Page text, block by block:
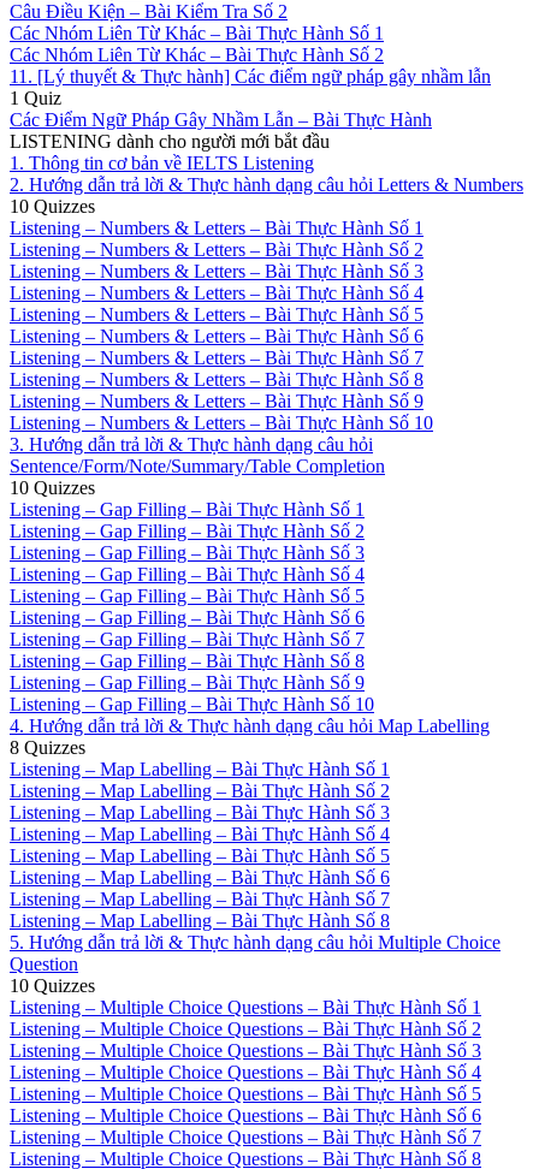
Câu Điều Kiện – Bài Kiểm Tra Số 2
Các Nhóm Liên Từ Khác – Bài Thực Hành Số 1
Các Nhóm Liên Từ Khác – Bài Thực Hành Số 2
11. [Lý thuyết & Thực hành] Các điểm ngữ pháp gây nhầm lẫn
1 Quiz
Các Điểm Ngữ Pháp Gây Nhầm Lẫn – Bài Thực Hành
LISTENING dành cho người mới bắt đầu
1. Thông tin cơ bản về IELTS Listening
2. Hướng dẫn trả lời & Thực hành dạng câu hỏi Letters & Numbers
10 Quizzes
Listening – Numbers & Letters – Bài Thực Hành Số 1
Listening – Numbers & Letters – Bài Thực Hành Số 2
Listening – Numbers & Letters – Bài Thực Hành Số 3
Listening – Numbers & Letters – Bài Thực Hành Số 4
Listening – Numbers & Letters – Bài Thực Hành Số 5
Listening – Numbers & Letters – Bài Thực Hành Số 6
Listening – Numbers & Letters – Bài Thực Hành Số 7
Listening – Numbers & Letters – Bài Thực Hành Số 8
Listening – Numbers & Letters – Bài Thực Hành Số 9
Listening – Numbers & Letters – Bài Thực Hành Số 10
3. Hướng dẫn trả lời & Thực hành dạng câu hỏi
Sentence/Form/Note/Summary/Table Completion
10 Quizzes
Listening – Gap Filling – Bài Thực Hành Số 1
Listening – Gap Filling – Bài Thực Hành Số 2
Listening – Gap Filling – Bài Thực Hành Số 3
Listening – Gap Filling – Bài Thực Hành Số 4
Listening – Gap Filling – Bài Thực Hành Số 5
Listening – Gap Filling – Bài Thực Hành Số 6
Listening – Gap Filling – Bài Thực Hành Số 7
Listening – Gap Filling – Bài Thực Hành Số 8
Listening – Gap Filling – Bài Thực Hành Số 9
Listening – Gap Filling – Bài Thực Hành Số 10
4. Hướng dẫn trả lời & Thực hành dạng câu hỏi Map Labelling
8 Quizzes
Listening – Map Labelling – Bài Thực Hành Số 1
Listening – Map Labelling – Bài Thực Hành Số 2
Listening – Map Labelling – Bài Thực Hành Số 3
Listening – Map Labelling – Bài Thực Hành Số 4
Listening – Map Labelling – Bài Thực Hành Số 5
Listening – Map Labelling – Bài Thực Hành Số 6
Listening – Map Labelling – Bài Thực Hành Số 7
Listening – Map Labelling – Bài Thực Hành Số 8
5. Hướng dẫn trả lời & Thực hành dạng câu hỏi Multiple Choice
Question
10 Quizzes
Listening – Multiple Choice Questions – Bài Thực Hành Số 1
Listening – Multiple Choice Questions – Bài Thực Hành Số 2
Listening – Multiple Choice Questions – Bài Thực Hành Số 3
Listening – Multiple Choice Questions – Bài Thực Hành Số 4
Listening – Multiple Choice Questions – Bài Thực Hành Số 5
Listening – Multiple Choice Questions – Bài Thực Hành Số 6
Listening – Multiple Choice Questions – Bài Thực Hành Số 7
Listening – Multiple Choice Questions – Bài Thực Hành Số 8